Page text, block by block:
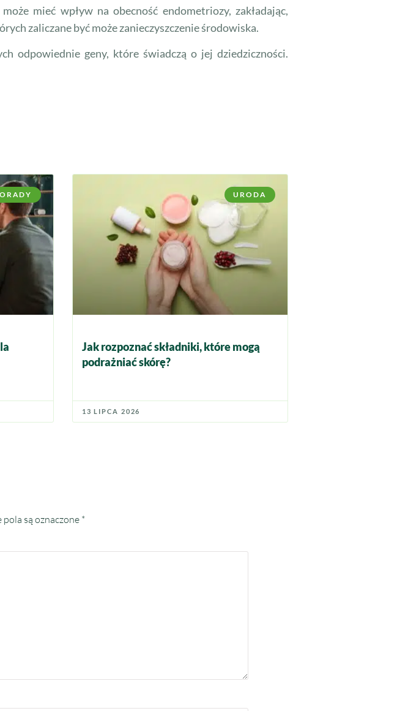
mieć wpływ na obecność endometriozy, zakładając,
zaliczane być może zanieczyszczenie środowiska.
odpowiednie geny, które świadczą o jej dziedziczności.
URODA
Jak rozpoznać składniki, które mogą
podrażniać skórę?
13 LIPCA 2026
są oznaczone *